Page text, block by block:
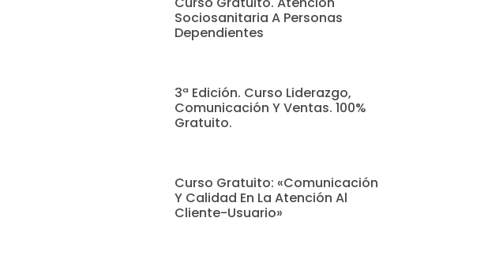
Sociosanitaria A Personas
Dependientes
3ª Edición. Curso Liderazgo,
Comunicación Y Ventas. 100%
Gratuito.
Curso Gratuito: «Comunicación
Y Calidad En La Atención Al
Cliente-Usuario»